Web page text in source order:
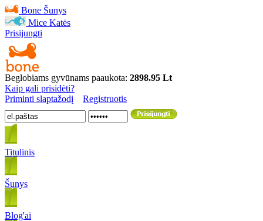
Bone Šunys
Mice Katės
Prisijungti
Beglobiams gyvūnams paaukota: 2898.95 Lt
Kaip gali prisidėti?
Priminti slaptažodį
Registruotis
Titulinis
Šunys
Blog'ai